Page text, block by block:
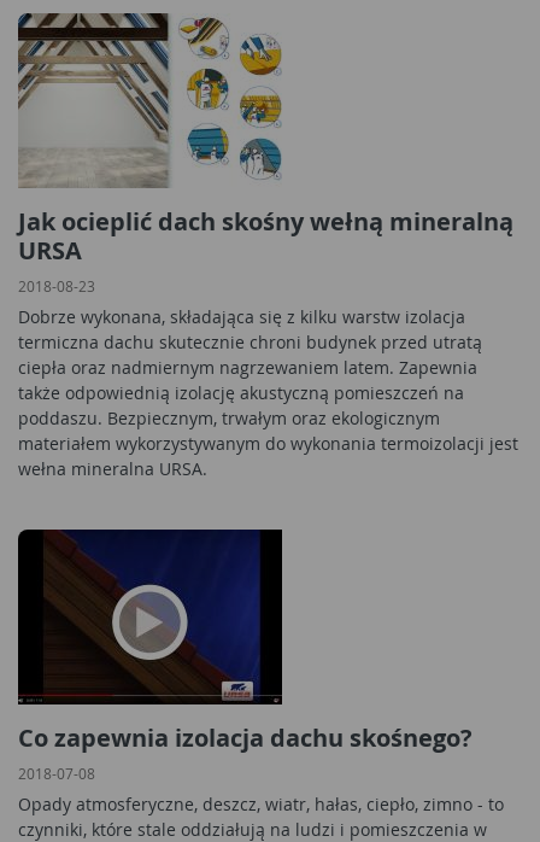
Jak ocieplić dach skośny wełną mineralną
URSA
2018-08-23
Dobrze wykonana, składająca się z kilku warstw izolacja
termiczna dachu skutecznie chroni budynek przed utratą
ciepła oraz nadmiernym nagrzewaniem latem. Zapewnia
także odpowiednią izolację akustyczną pomieszczeń na
poddaszu. Bezpiecznym, trwałym oraz ekologicznym
materiałem wykorzystywanym do wykonania termoizolacji jest
wełna mineralna URSA.
Co zapewnia izolacja dachu skośnego?
2018-07-08
Opady atmosferyczne, deszcz, wiatr, hałas, ciepło, zimno - to
czynniki, które stale oddziałują na ludzi i pomieszczenia w